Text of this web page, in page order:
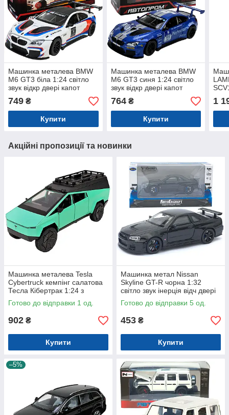
Машинка металева BMW
M6 GT3 біла 1:24 світло
звук відкр двері капот
20,5*8,5*5,5 см
(68255B(A))
749 ₴
Купити
Машинка металева BMW
M6 GT3 синя 1:24 світло
звук відкр двері капот
20,5*8,5*5,5 см (68255B)
764₴
Купити
1
Акційні пропозиції та новинки
Машинка металева Tesla
Cybertruck кемпінг салатова
Тесла Кібертрак 1:24 з
кухнею інерція звук світло
(AP7727)
Готово до відправки 1 од.
902 ₴
Купити
Машинка метал Nissan
Skyline GT-R чорна 1:32
світло звук інерція відч двері
капот багаж (TK-13306)
Готово до відправки 5 од.
453 ₴
Купити
–5%